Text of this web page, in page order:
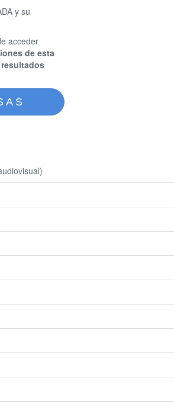
y su
acceder
de esta
A S